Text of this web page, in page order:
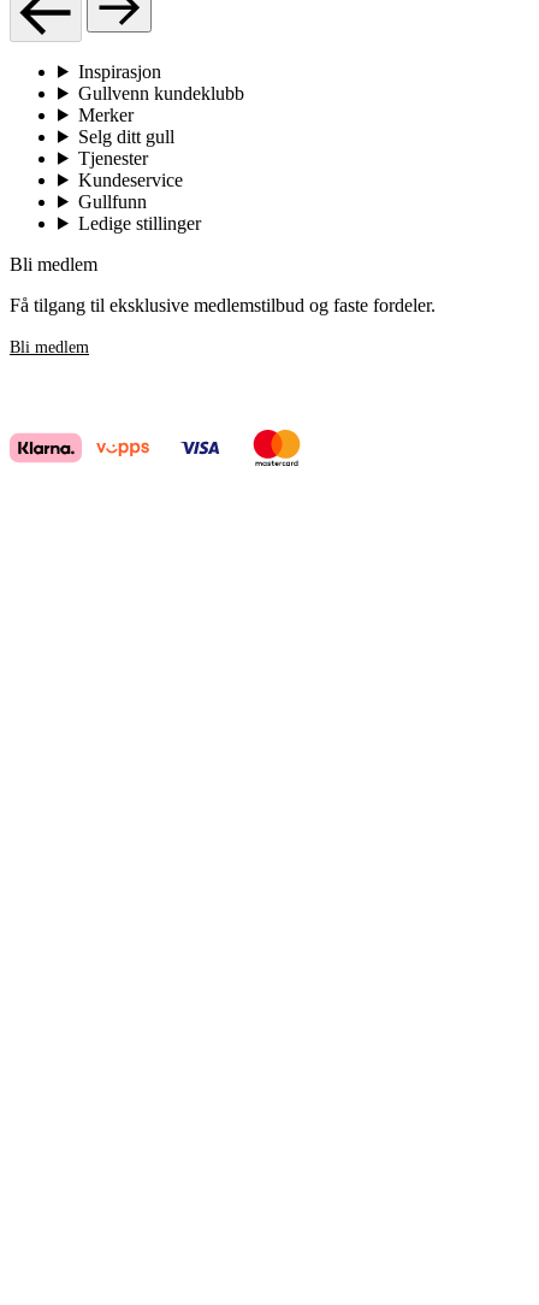
Inspirasjon
Gullvenn kundeklubb
Merker
Selg ditt gull
Tjenester
Kundeservice
Gullfunn
Ledige stillinger
Bli medlem
Få tilgang til eksklusive medlemstilbud og faste fordeler.
Bli medlem